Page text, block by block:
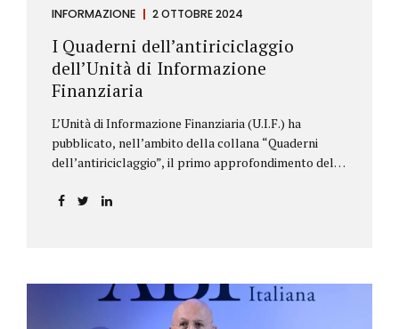
INFORMAZIONE 2 OTTOBRE 2024
I Quaderni dell’antiriciclaggio
dell’Unità di Informazione
Finanziaria
L’Unità di Informazione Finanziaria (U.I.F.) ha
pubblicato, nell’ambito della collana “Quaderni
dell’antiriciclaggio”, il primo approfondimento del
aggiornamenti della normativa e della
riguardano le novità nella disciplina internazionale e
nazionale, e forniscono informazioni su
eventuali consultazioni pubbliche e su pronunce di